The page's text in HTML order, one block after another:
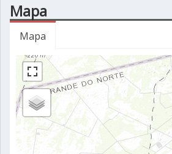
Mapa
Mapa